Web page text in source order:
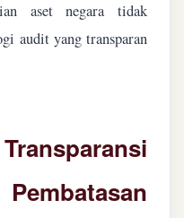
aset negara tidak
audit yang transparan